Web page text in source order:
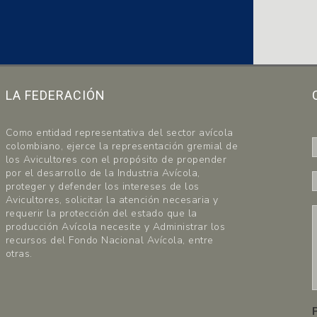
LA FEDERACIÓN
Como entidad representativa del sector avícola
colombiano, ejerce la representación gremial de
los Avicultores con el propósito de propender
por el desarrollo de la Industria Avícola,
proteger y defender los intereses de los
Avicultores, solicitar la atención necesaria y
requerir la protección del estado que la
producción Avícola necesite y Administrar los
recursos del Fondo Nacional Avícola, entre
otras.
-
r